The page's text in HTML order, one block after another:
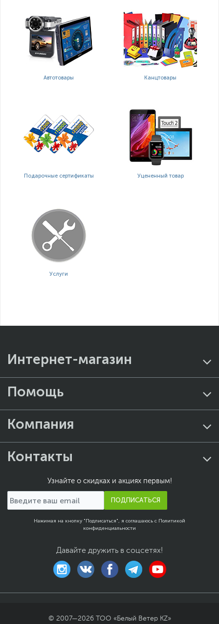
Автотовары Канцтовары
Подарочные сертификаты Уцененный товар
Услуги
Интернет-магазин
Помощь
Компания
Контакты
Узнайте о скидках и акциях первым!
ПОДПИСАТЬСЯ
Нажимая на кнопку "Подписаться", я соглашаюсь с Политикой
конфиденциальности
Давайте дружить в соцсетях!
© 2007—2026 ТОО «Белый Ветер KZ»